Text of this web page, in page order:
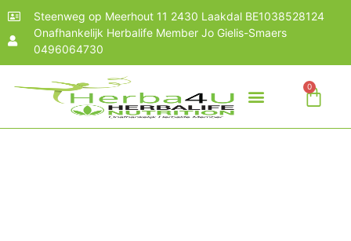
Steenweg op Meerhout 11 2430 Laakdal BE1038528124
Onafhankelijk Herbalife Member Jo Gielis-Smaers
0496064730
0